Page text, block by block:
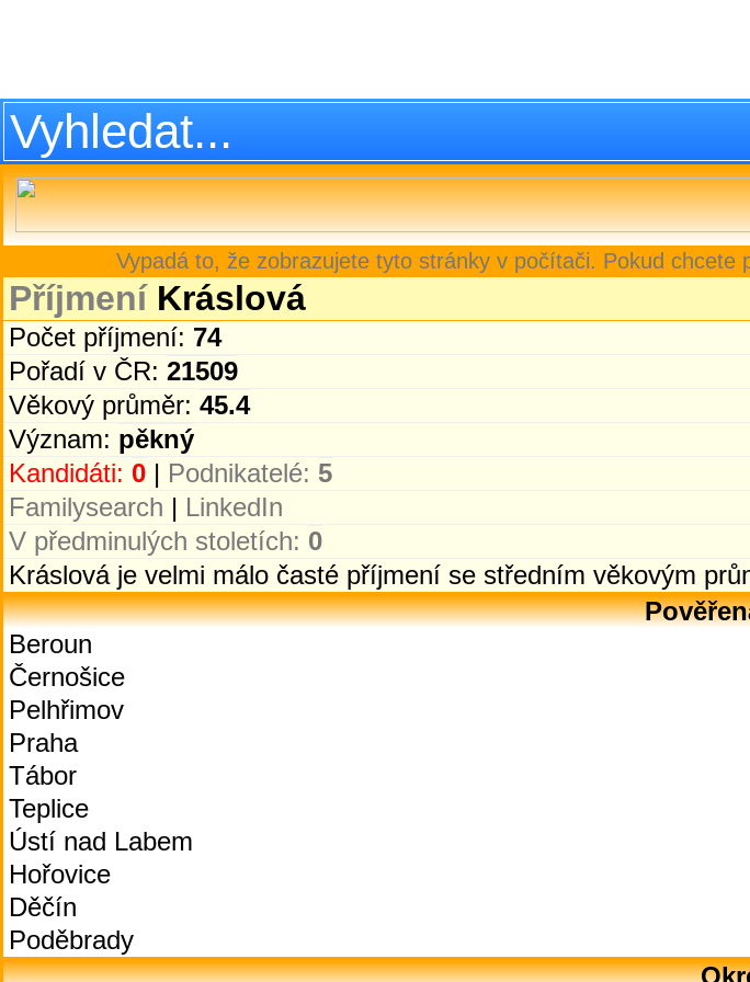
Vypadá to, že zobrazujete tyto stránky v počítači. Pokud
PříjmeníKráslová
Počet příjmení: 74
Pořadí v ČR: 21509
Věkový průměr: 45.4
Význam: pěkný
Kandidáti: 0 | Podnikatelé: 5
Familysearch | LinkedIn
V předminulých stoletích: 0
Kráslová je velmi málo časté příjmení se středním věkovým
Beroun
Černošice
Pelhřimov
Praha
Tábor
Teplice
Ústí nad Labem
Hořovice
Děčín
Poděbrady